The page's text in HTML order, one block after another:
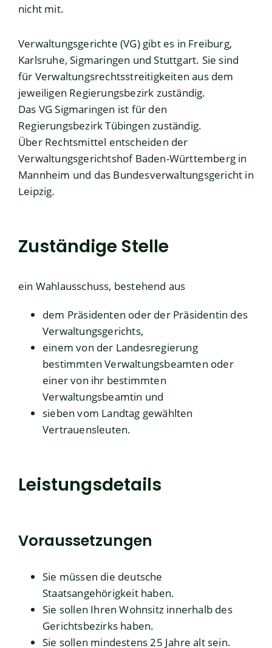
nicht mit.
Verwaltungsgerichte (VG) gibt es in Freiburg,
Karlsruhe, Sigmaringen und Stuttgart. Sie sind
für Verwaltungsrechtsstreitigkeiten aus dem
jeweiligen Regierungsbezirk zuständig.
Das VG Sigmaringen ist für den
Regierungsbezirk Tübingen zuständig.
Über Rechtsmittel entscheiden der
Verwaltungsgerichtshof Baden-Württemberg in
Mannheim und das Bundesverwaltungsgericht in
Leipzig.
Zuständige Stelle
ein Wahlausschuss, bestehend aus
dem Präsidenten oder der Präsidentin des
Verwaltungsgerichts,
einem von der Landesregierung
bestimmten Verwaltungsbeamten oder
einer von ihr bestimmten
Verwaltungsbeamtin und
sieben vom Landtag gewählten
Vertrauensleuten.
Leistungsdetails
Voraussetzungen
Sie müssen die deutsche
Staatsangehörigkeit haben.
Sie sollen Ihren Wohnsitz innerhalb des
Gerichtsbezirks haben.
Sie sollen mindestens 25 Jahre alt sein.